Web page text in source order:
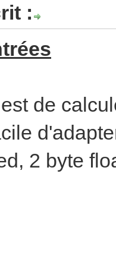
:
de
2 byte